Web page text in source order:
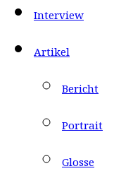
Interview
Artikel
Bericht
Portrait
Glosse